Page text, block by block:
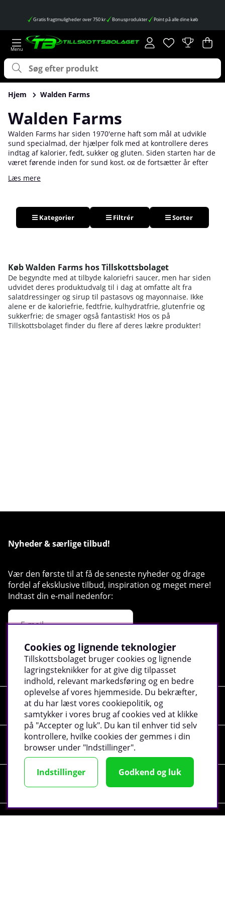
Gratis fragtmuligheder over 750 kr Bonusprodukter Point på alle dine køb
Ønskeliste
Antal på
. .
Hjem Walden Farms
Walden Farms
Walden Farms har siden 1970'erne haft som mål at udvikle
sund specialmad, der hjælper folk med at kontrollere deres
indtag af kalorier, fedt, sukker og gluten. Siden starten har de
været førende inden for sund kost, og de fortsætter år efter
usammenlignelige kvalitet.
Læs mere
Kategorier Filtrér Sorter
Køb Walden Farms hos Tillskottsbolaget
De begyndte med at tilbyde kaloriefri saucer, men har siden
udvidet deres produktudvalg til i dag at omfatte alt fra
salatdressinger og sirup til pastasovs og mayonnaise. Ikke
alene er de kaloriefrie, fedtfrie, kulhydratfrie, glutenfrie og
sukkerfrie; de smager også fantastisk! Hos os på
Tillskottsbolaget finder du flere af deres lækre produkter!
Nyheder & særlige tilbud!
Vær den første til at få de seneste nyheder og drage
fordel af eksklusive tilbud, inspiration og meget mere!
Indtast din e-mail nedenfor:
Registrer
Shopping
Information
Sociale medier
Cookies og lignende teknologier
Tillskottsbolaget bruger cookies og lignende
lagringsteknikker for at give dig tilpasset
indhold, relevant markedsføring og en bedre
oplevelse af vores hjemmeside. Du bekræfter,
at du har læst vores cookiepolitik, og
samtykker i vores brug af cookies ved at klikke
på "Accepter og luk". Du kan til enhver tid selv
kontrollere, hvilke cookies der gemmes i din
browser under "Indstillinger".
Indstillinger Godkend og luk